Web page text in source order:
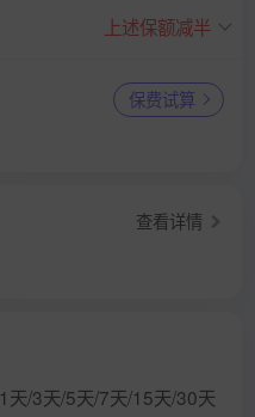
上述保额减半
保费试算
查看详情
1天/3天/5天/7天/15天/30天